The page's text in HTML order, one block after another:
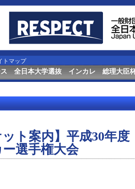
トマップ
全日本大学選抜 インカレ 総理大臣
ット案内】平成30年
選手権大会